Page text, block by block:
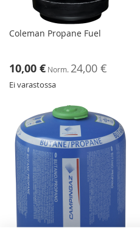
Coleman Propane Fuel
Tarjoushinta
10,00 € Norm. 24,00 €
Ei varastossa